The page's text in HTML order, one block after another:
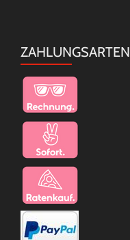
ZAHLUNGSARTEN